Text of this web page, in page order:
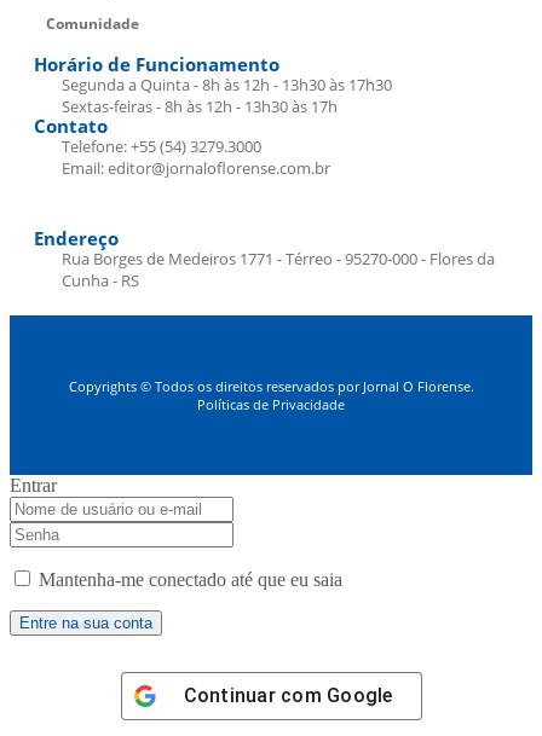
Comunidade
Horário de Funcionamento
Segunda a Quinta - 8h às 12h - 13h30 às 17h30
Sextas-feiras - 8h às 12h - 13h30 às 17h
Contato
Telefone: +55 (54) 3279.3000
Email: editor@jornaloflorense.com.br
Endereço
Rua Borges de Medeiros 1771 - Térreo - 95270-000 - Flores da
Cunha - RS
Copyrights © Todos os direitos reservados por Jornal O Florense.
Políticas de Privacidade
Entrar
Mantenha-me conectado até que eu saia
Continuar com Google